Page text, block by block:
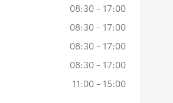
08:30 - 17:00
08:30 - 17:00
08:30 - 17:00
08:30 - 17:00
11:00 - 15:00